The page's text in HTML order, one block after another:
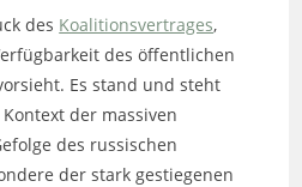
des Koalitionsvertrages,
des öffentlichen
Es stand und steht
der massiven
des russischen
der stark gestiegenen